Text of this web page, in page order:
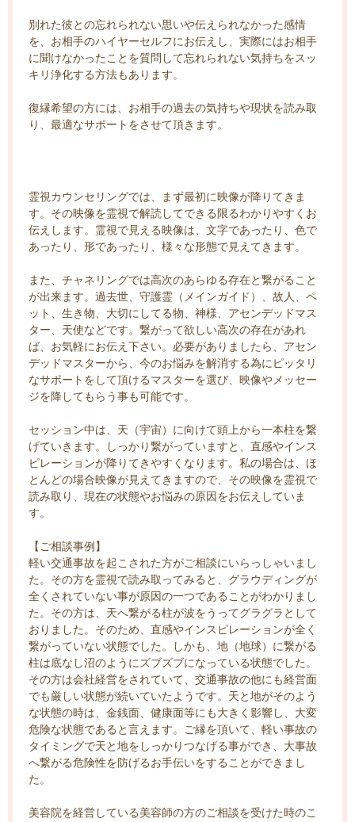
別れた彼との忘れられない思いや伝えられなかった感情
を、お相手のハイヤーセルフにお伝えし、実際にはお相手
に聞けなかったことを質問して忘れられない気持ちをスッ
キリ浄化する方法もあります。
復縁希望の方には、お相手の過去の気持ちや現状を読み取
り、最適なサポートをさせて頂きます。
霊視カウンセリングでは、まず最初に映像が降りてきま
す。その映像を霊視で解読してできる限るわかりやすくお
伝えします。霊視で見える映像は、文字であったり、色で
あったり、形であったり、様々な形態で見えてきます。
また、チャネリングでは高次のあらゆる存在と繋がること
が出来ます。過去世、守護霊（メインガイド）、故人、ペ
ット、生き物、大切にしてる物、神様、アセンデッドマス
ター、天使などです。繋がって欲しい高次の存在があれ
ば、お気軽にお伝え下さい。必要がありましたら、アセン
デッドマスターから、今のお悩みを解消する為にピッタリ
なサポートをして頂けるマスターを選び、映像やメッセー
ジを降してもらう事も可能です。
セッション中は、天（宇宙）に向けて頭上から一本柱を繋
げていきます。しっかり繋がっていますと、直感やインス
ピレーションが降りてきやすくなります。私の場合は、ほ
とんどの場合映像が見えてきますので、その映像を霊視で
読み取り、現在の状態やお悩みの原因をお伝えしていま
す。
【ご相談事例】
軽い交通事故を起こされた方がご相談にいらっしゃいまし
た。その方を霊視で読み取ってみると、グラウディングが
全くされていない事が原因の一つであることがわかりまし
た。その方は、天へ繋がる柱が波をうってグラグラとして
おりました。そのため、直感やインスピレーションが全く
繋がっていない状態でした。しかも、地（地球）に繋がる
柱は底なし沼のようにズブズブになっている状態でした。
その方は会社経営をされていて、交通事故の他にも経営面
でも厳しい状態が続いていたようです。天と地がそのよう
な状態の時は、金銭面、健康面等にも大きく影響し、大変
危険な状態であると言えます。ご縁を頂いて、軽い事故の
タイミングで天と地をしっかりつなげる事ができ、大事故
へ繋がる危険性を防げるお手伝いをすることができまし
た。
美容院を経営している美容師の方のご相談を受けた時のこ